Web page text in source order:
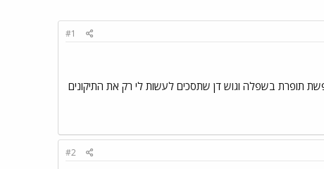
#1
תופרת בשפלה וגוש דן שתסכים לעשות לי רק את התיקונים
#2